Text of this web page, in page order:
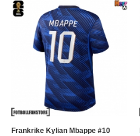
Frankrike Kylian Mbappe #10